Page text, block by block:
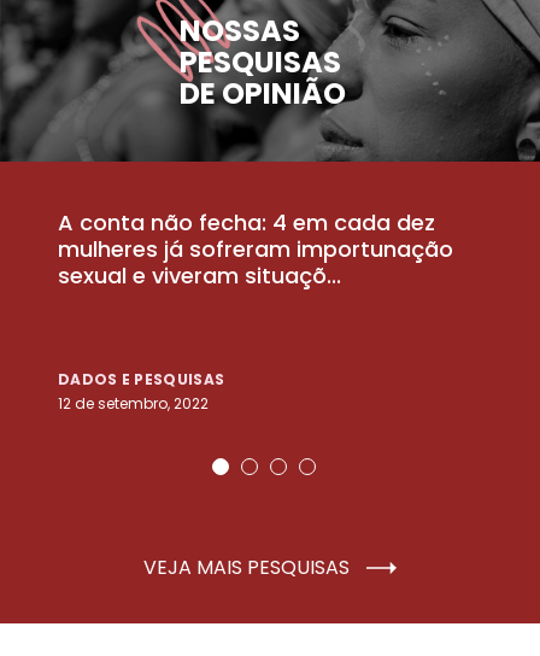
NOSSAS
PESQUISAS
DE OPINIÃO
A conta não fecha: 4 em cada dez
mulheres já sofreram importunação
sexual e viveram situaçõ...
DADOS E PESQUISAS
12 de setembro, 2022
VEJA MAIS PESQUISAS